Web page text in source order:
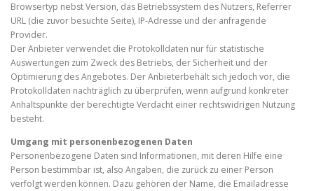
Browsertyp nebst Version, das Betriebssystem des Nutzers, Referrer
URL (die zuvor besuchte Seite), IP-Adresse und der anfragende
Provider.
Der Anbieter verwendet die Protokolldaten nur für statistische
Auswertungen zum Zweck des Betriebs, der Sicherheit und der
Optimierung des Angebotes. Der Anbieterbehält sich jedoch vor, die
Protokolldaten nachträglich zu überprüfen, wenn aufgrund konkreter
Anhaltspunkte der berechtigte Verdacht einer rechtswidrigen Nutzung
besteht.
Umgang mit personenbezogenen Daten
Personenbezogene Daten sind Informationen, mit deren Hilfe eine
Person bestimmbar ist, also Angaben, die zurück zu einer Person
verfolgt werden können. Dazu gehören der Name, die Emailadresse